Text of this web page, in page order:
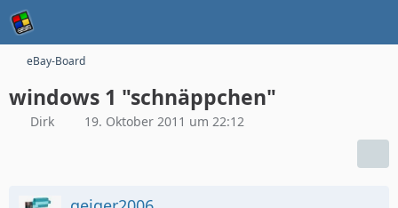
eBay-Board
windows 1 "schnäppchen"
Dirk 19. Oktober 2011 um 22:12